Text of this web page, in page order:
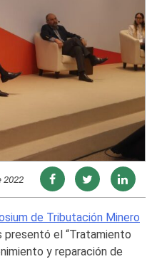
2022
de Tributación Minero
presentó el “Tratamiento
y reparación de